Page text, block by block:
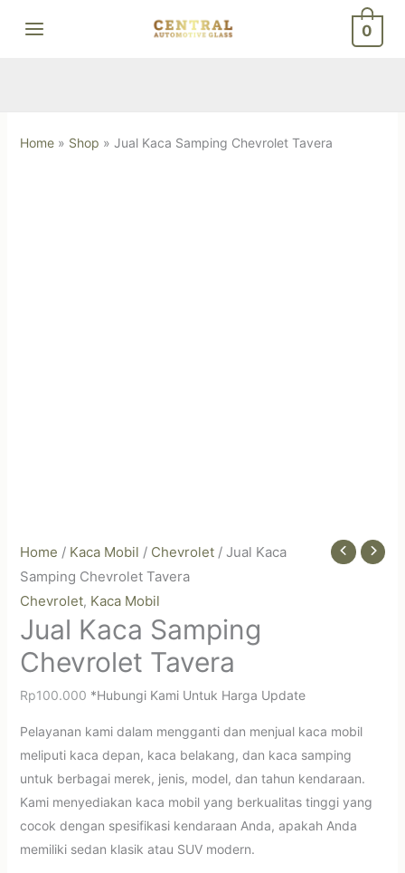
0
Home» Shop » Jual Kaca Samping Chevrolet Tavera
Home / Kaca Mobil / Chevrolet/ Jual Kaca
Samping Chevrolet Tavera
Chevrolet, Kaca Mobil
Jual Kaca Samping
Chevrolet Tavera
Rp100.000 *Hubungi Kami Untuk Harga Update
Pelayanan kami dalam mengganti dan menjual kaca mobil
meliputi kaca depan, kaca belakang, dan kaca samping
untuk berbagai merek, jenis, model, dan tahun kendaraan.
Kami menyediakan kaca mobil yang berkualitas tinggi yang
cocok dengan spesifikasi kendaraan Anda, apakah Anda
memiliki sedan klasik atau SUV modern.